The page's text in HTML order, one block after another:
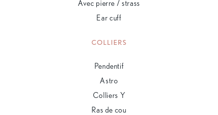
Avec pierre / strass
Ear cuff
COLLIERS
Pendentif
Astro
Colliers Y
Ras de cou